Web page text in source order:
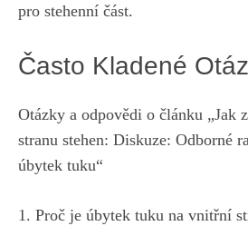
pro stehenní část.
Často Kladené⁣
Otázky a odpovědi ​o článku „Jak
stranu stehen: Diskuze: Odborné
úbytek⁢ tuku“
1. Proč ​je úbytek tuku na vnitřní